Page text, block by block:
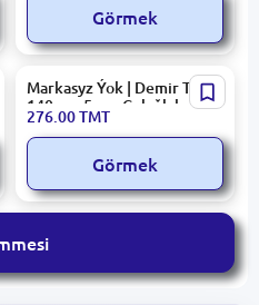
Görmek
Markasyz Ýok | Demir Turba
140mm 5mm Galyňlyk
276.00TMT
Görmek